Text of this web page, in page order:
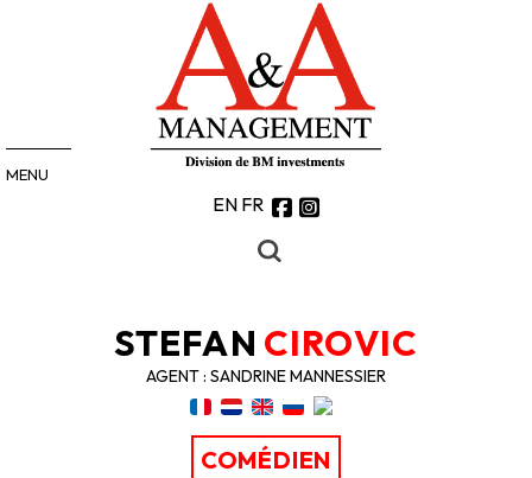
EN FR
MENU
STEFAN CIROVIC
AGENT : SANDRINE MANNESSIER
COMÉDIEN